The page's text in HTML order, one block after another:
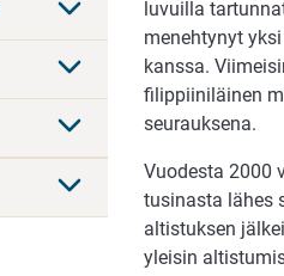
luvuilla
menehtynyt
kanssa.
filippiiniläinen
seurauksena.
Vuodesta 2000
tusinasta lähes
altistuksen
yleisin